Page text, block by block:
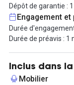
Notre espace est
indépendants, les
quête d'un
Contactez nous
Dépôt de garantie :
Engagement et
Durée
Durée de préavis : 1
Inclus dans
Mobilier